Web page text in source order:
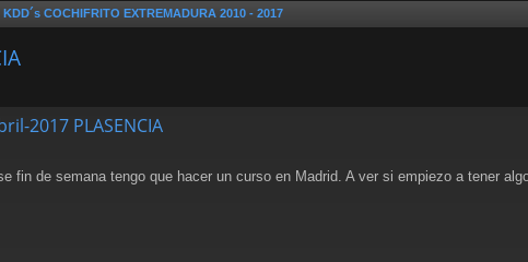
KDD´s COCHIFRITO EXTREMADURA 2010 - 2017
2017 PLASENCIA
fin de semana tengo que hacer un curso en Madrid. A ver si empiezo a tener